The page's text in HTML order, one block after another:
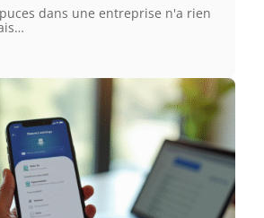
dans une entreprise n'a rien
…